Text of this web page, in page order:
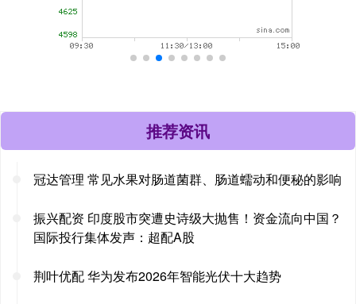
推荐资讯
冠达管理 常见水果对肠道菌群、肠道蠕动和便秘的影响
振兴配资 印度股市突遭史诗级大抛售！资金流向中国？
国际投行集体发声：超配A股
荆叶优配 华为发布2026年智能光伏十大趋势